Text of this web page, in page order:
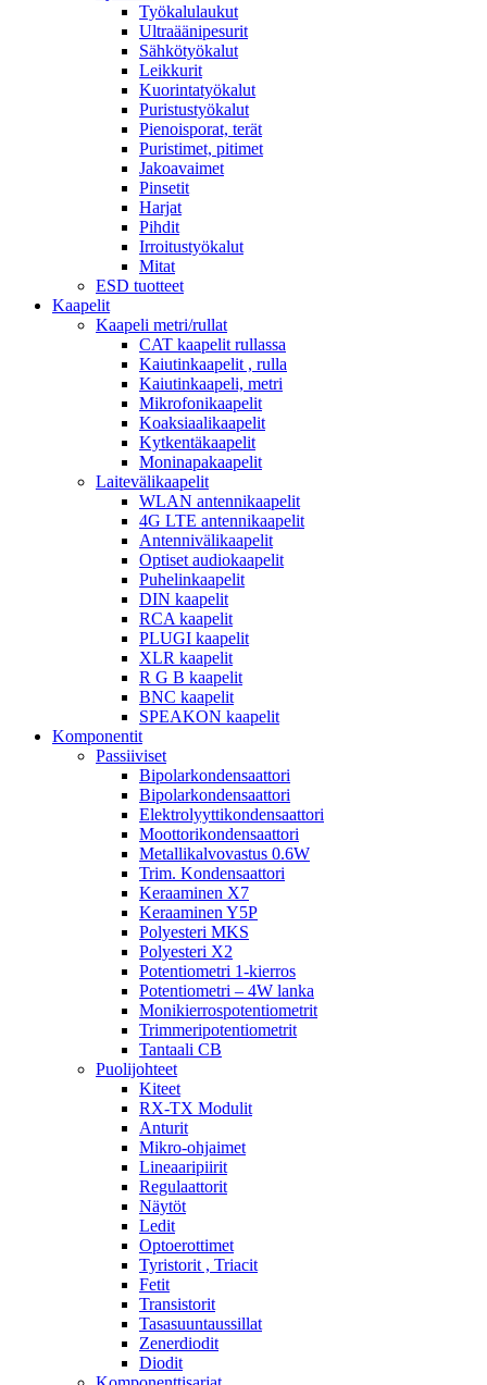
Työkalulaukut
Ultraäänipesurit
Sähkötyökalut
Leikkurit
Kuorintatyökalut
Puristustyökalut
Pienoisporat, terät
Puristimet, pitimet
Jakoavaimet
Pinsetit
Harjat
Pihdit
Irroitustyökalut
Mitat
ESD tuotteet
Kaapelit
Kaapeli metri/rullat
CAT kaapelit rullassa
Kaiutinkaapelit , rulla
Kaiutinkaapeli, metri
Mikrofonikaapelit
Koaksiaalikaapelit
Kytkentäkaapelit
Moninapakaapelit
Laitevälikaapelit
WLAN antennikaapelit
4G LTE antennikaapelit
Antennivälikaapelit
Optiset audiokaapelit
Puhelinkaapelit
DIN kaapelit
RCA kaapelit
PLUGI kaapelit
XLR kaapelit
R G B kaapelit
BNC kaapelit
SPEAKON kaapelit
Komponentit
Passiiviset
Bipolarkondensaattori
Bipolarkondensaattori
Elektrolyyttikondensaattori
Moottorikondensaattori
Metallikalvovastus 0.6W
Trim. Kondensaattori
Keraaminen X7
Keraaminen Y5P
Polyesteri MKS
Polyesteri X2
Potentiometri 1-kierros
Potentiometri – 4W lanka
Monikierrospotentiometrit
Trimmeripotentiometrit
Tantaali CB
Puolijohteet
Kiteet
RX-TX Modulit
Anturit
Mikro-ohjaimet
Lineaaripiirit
Regulaattorit
Näytöt
Ledit
Optoerottimet
Tyristorit , Triacit
Fetit
Transistorit
Tasasuuntaussillat
Zenerdiodit
Diodit